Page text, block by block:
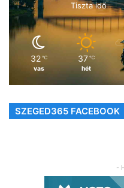
Tiszta idő
32 ℃
vas
37 ℃
hét
SZEGED365 FACEBOOK
-